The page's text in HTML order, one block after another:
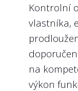
Kontrolní
vlastníka,
na
výkon